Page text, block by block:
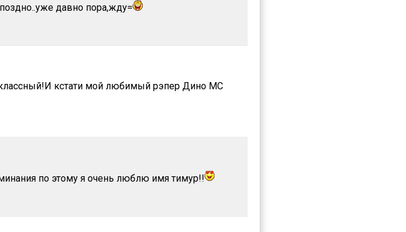
давно пора,жду=
кстати мой любимый рэпер Дино МС
по этому я очень люблю имя тимур!!